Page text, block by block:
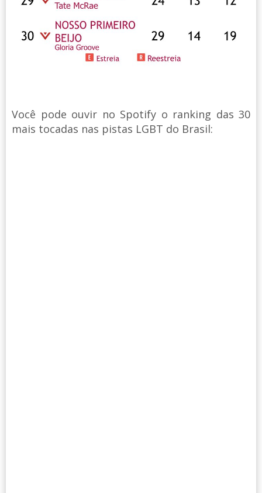
Você pode ouvir no Spotify o ranking das 30
mais tocadas nas pistas LGBT do Brasil: